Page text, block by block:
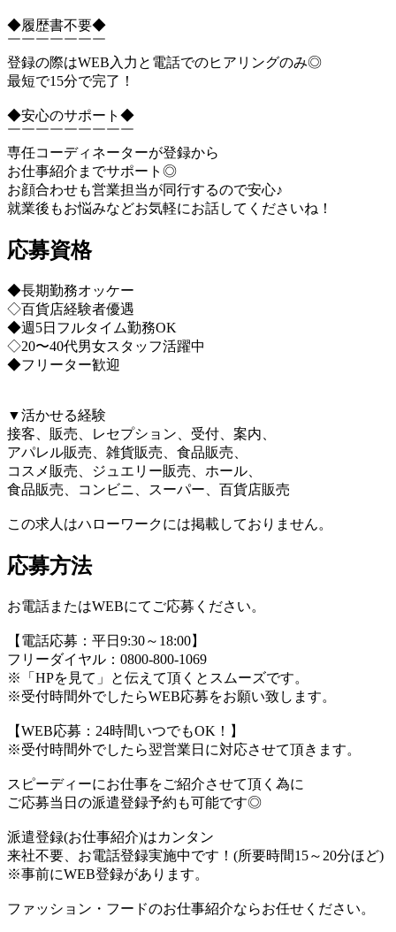
◆履歴書不要◆
￣￣￣￣￣￣￣
登録の際はWEB入力と電話でのヒアリングのみ◎
最短で15分で完了！
◆安心のサポート◆
￣￣￣￣￣￣￣￣￣
専任コーディネーターが登録から
お仕事紹介までサポート◎
お顔合わせも営業担当が同行するので安心♪
就業後もお悩みなどお気軽にお話してくださいね！
応募資格
◆長期勤務オッケー
◇百貨店経験者優遇
◆週5日フルタイム勤務OK
◇20〜40代男女スタッフ活躍中
◆フリーター歓迎
▼活かせる経験
接客、販売、レセプション、受付、案内、
アパレル販売、雑貨販売、食品販売、
コスメ販売、ジュエリー販売、ホール、
食品販売、コンビニ、スーパー、百貨店販売
この求人はハローワークには掲載しておりません。
応募方法
お電話またはWEBにてご応募ください。
【電話応募：平日9:30～18:00】
フリーダイヤル：0800-800-1069
※「HPを見て」と伝えて頂くとスムーズです。
※受付時間外でしたらWEB応募をお願い致します。
【WEB応募：24時間いつでもOK！】
※受付時間外でしたら翌営業日に対応させて頂きます。
スピーディーにお仕事をご紹介させて頂く為に
ご応募当日の派遣登録予約も可能です◎
派遣登録(お仕事紹介)はカンタン
来社不要、お電話登録実施中です！(所要時間15～20分ほど)
※事前にWEB登録があります。
ファッション・フードのお仕事紹介ならお任せください。